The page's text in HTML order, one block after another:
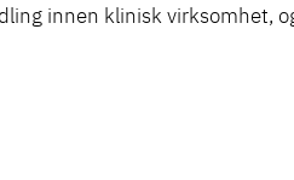
innen klinisk virksomhet,